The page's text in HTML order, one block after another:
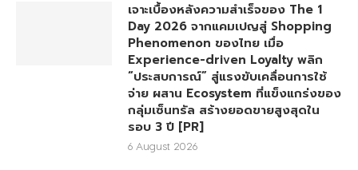
เจาะเบื้องหลังความสำเร็จของ The 1
Day 2026 จากแคมเปญสู่ Shopping
Phenomenon ของไทย เมื่อ
Experience-driven Loyalty พลิก
“ประสบการณ์” สู่แรงขับเคลื่อนการใช้
จ่าย ผสาน Ecosystem ที่แข็งแกร่งของ
กลุ่มเซ็นทรัล สร้างยอดขายสูงสุดใน
รอบ 3 ปี [PR]
6 August 2026